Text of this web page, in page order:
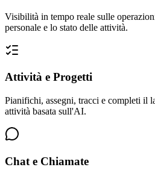
Visibilità in tempo reale sulle
personale e lo stato delle attività.
Attività e Progetti
Pianifichi, assegni, tracci e completi il
attività basata sull'AI.
Chat e Chiamate